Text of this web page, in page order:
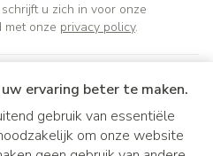
ervaring beter te maken.
gebruik van essentiële
om onze website
u zich in voor onze
met onze privacy policy.